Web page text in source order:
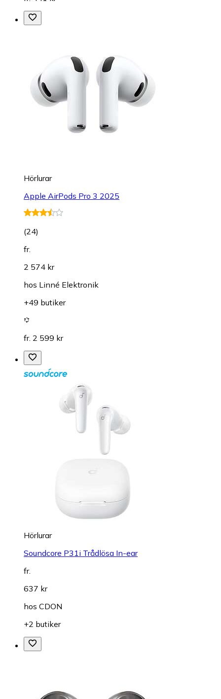
Hörlurar
Apple AirPods Pro 3 2025
(24)
fr.
2 574 kr
hos Linné Elektronik
+49 butiker
fr. 2 599 kr
Hörlurar
Soundcore P31i Trådlösa In-ear
fr.
637 kr
hos CDON
+2 butiker